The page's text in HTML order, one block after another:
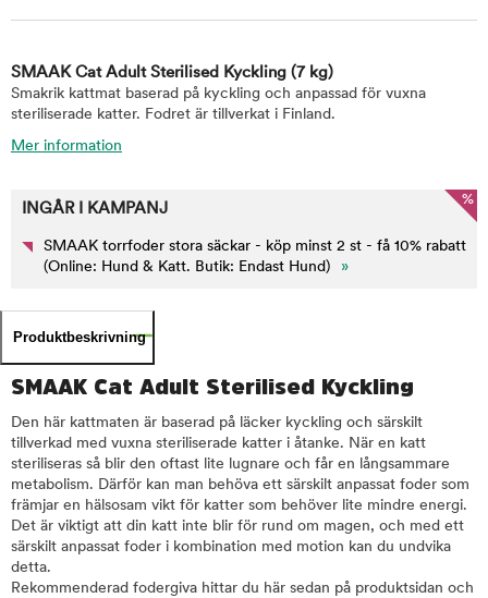
SMAAK Cat Adult Sterilised Kyckling (7 kg)
Smakrik kattmat baserad på kyckling och anpassad för vuxna
steriliserade katter. Fodret är tillverkat i Finland.
Mer information
%
INGÅR I KAMPANJ
SMAAK torrfoder stora säckar - köp minst 2 st - få 10% rabatt
(Online: Hund & Katt. Butik: Endast Hund)
»
Produktbeskrivning
SMAAK Cat Adult Sterilised Kyckling
Den här kattmaten är baserad på läcker kyckling och särskilt
tillverkad med vuxna steriliserade katter i åtanke. När en katt
steriliseras så blir den oftast lite lugnare och får en långsammare
metabolism. Därför kan man behöva ett särskilt anpassat foder som
främjar en hälsosam vikt för katter som behöver lite mindre energi.
Det är viktigt att din katt inte blir för rund om magen, och med ett
särskilt anpassat foder i kombination med motion kan du undvika
detta.
Rekommenderad fodergiva hittar du här sedan på produktsidan och